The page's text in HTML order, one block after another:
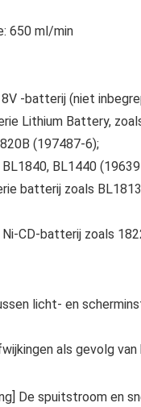
650 ml/min
-batterij (niet
Lithium Battery,
(197487-6);
BL1440
batterij zoals
CD-batterij zoals
licht- en
als gevolg
De spuitstroom en